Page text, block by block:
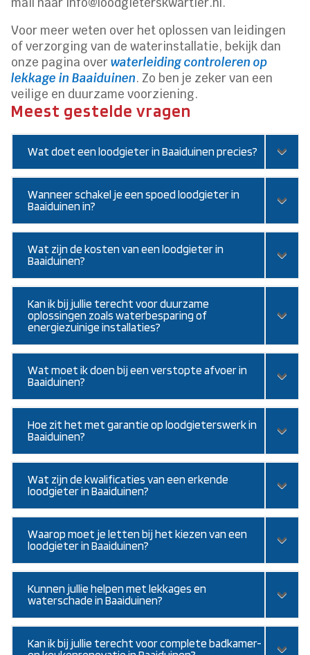
Voor meer weten over het oplossen van leidingen
of verzorging van de waterinstallatie, bekijk dan
onze pagina overwaterleiding controleren op
lekkage in Baaiduinen. Zo ben je zeker van een
veilige en duurzame voorziening.
Meest gestelde vragen
Wat doet een loodgieter in Baaiduinen precies?
Wanneer schakel je een spoed loodgieter in
Baaiduinen in?
Wat zijn de kosten van een loodgieter in
Baaiduinen?
Kan ik bij jullie terecht voor duurzame
oplossingen zoals waterbesparing of
energiezuinige installaties?
Wat moet ik doen bij een verstopte afvoer in
Baaiduinen?
Hoe zit het met garantie op loodgieterswerk in
Baaiduinen?
Wat zijn de kwalificaties van een erkende
loodgieter in Baaiduinen?
Waarop moet je letten bij het kiezen van een
loodgieter in Baaiduinen?
Kunnen jullie helpen met lekkages en
waterschade in Baaiduinen?
Kan ik bij jullie terecht voor complete badkamer-